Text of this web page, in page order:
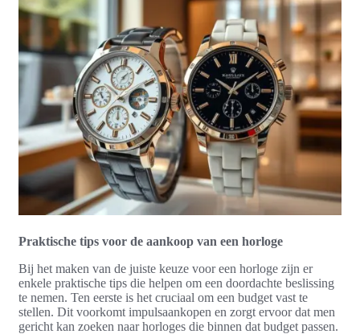
Praktische tips voor de aankoop van een horloge
Bij het maken van de juiste keuze voor een horloge zijn er
enkele praktische tips die helpen om een doordachte beslissing
te nemen. Ten eerste is het cruciaal om een budget vast te
stellen. Dit voorkomt impulsaankopen en zorgt ervoor dat men
gericht kan zoeken naar horloges die binnen dat budget passen.